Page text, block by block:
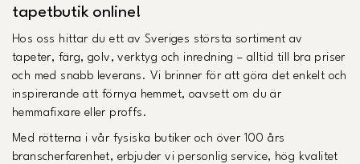
tapetbutik online!
Hos oss hittar du ett av Sveriges största sortiment av
tapeter, färg, golv, verktyg och inredning – alltid till bra priser
och med snabb leverans. Vi brinner för att göra det enkelt och
inspirerande att förnya hemmet, oavsett om du är
hemmafixare eller proffs.
Med rötterna i vår fysiska butiker och över 100 års
branscherfarenhet, erbjuder vi personlig service, hög kvalitet